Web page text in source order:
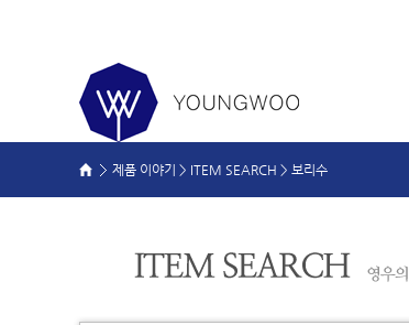
제품 이야기 > ITEM SEARCH > 보리수